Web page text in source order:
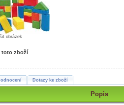
obrázek
toto zboží
Dotazy ke zboží
Popis